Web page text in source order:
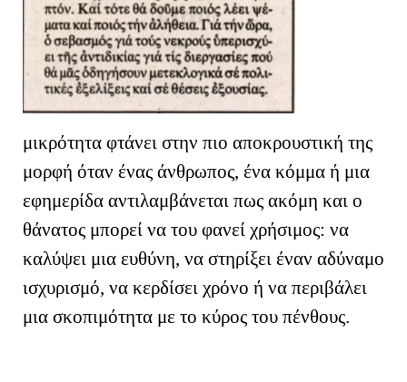
μικρότητα φτάνει στην πιο αποκρουστική της
μορφή όταν ένας άνθρωπος, ένα κόμμα ή μια
εφημερίδα αντιλαμβάνεται πως ακόμη και ο
θάνατος μπορεί να του φανεί χρήσιμος: να
καλύψει μια ευθύνη, να στηρίξει έναν αδύναμο
ισχυρισμό, να κερδίσει χρόνο ή να περιβάλει
μια σκοπιμότητα με το κύρος του πένθους.